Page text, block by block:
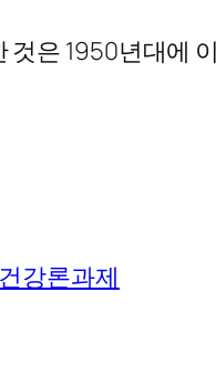
은 1950년대에
강론과제